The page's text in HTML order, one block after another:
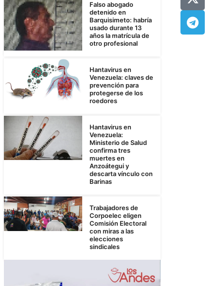
Falso abogado
detenido en
Barquisimeto: habría
usado durante 13
años la matrícula de
otro profesional
Hantavirus en
Venezuela: claves de
prevención para
protegerse de los
roedores
Hantavirus en
Venezuela:
Ministerio de Salud
confirma tres
muertes en
Anzoátegui y
descarta vínculo con
Barinas
Trabajadores de
Corpoelec eligen
Comisión Electoral
con miras a las
elecciones
sindicales